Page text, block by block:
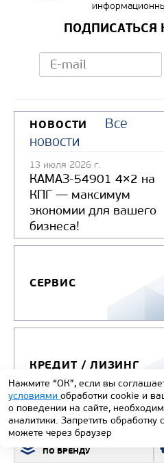
ПО БРЕНДУ
САМОСВАЛ КАМАЗ-
Производитель
Экологический класс
Грузоподъемность, кг
Вместимость кузова, м3
Направление разгрузки
ПОДПИСАТЬСЯ
НОВОСТИ
Все
новости
13 июля 2026 г.
КАМАЗ-54901 4×2 на
КПГ — максимум
экономии для вашего
бизнеса!
СЕРВИС
КРЕДИТ / ЛИЗИНГ
Нажмите “ОК”, если вы
условиями обработки cookie и
о поведении на сайте,
аналитики. Запретить обработку
можете через браузер